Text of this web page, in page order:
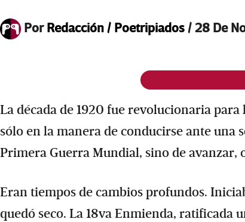
PorRedacción / Poetripiados/ 28 De
La década de 1920 fue revolucionaria
sólo en la manera de conducirse ante una
Primera Guerra Mundial, sino de avanzar,
Eran tiempos de cambios profundos.
quedó seco. La 18va Enmienda, ratificada